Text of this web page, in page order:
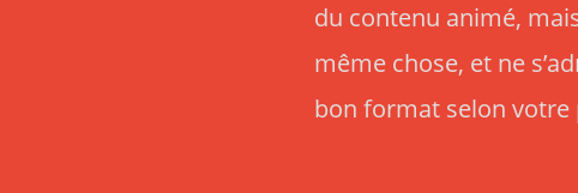
du contenu animé,
même chose, et ne
bon format selon